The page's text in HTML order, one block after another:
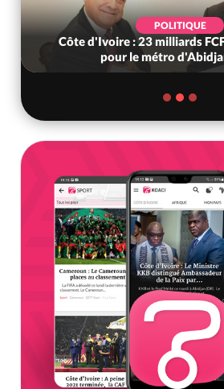
POLITIQUE
Côte d'Ivoire : 23 milliards
pour le métro